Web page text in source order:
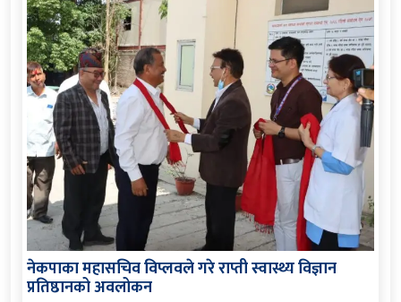
नेकपाका महासचिव विप्लवले गरे राप्ती स्वास्थ्य विज्ञान
प्रतिष्ठानको अवलोकन